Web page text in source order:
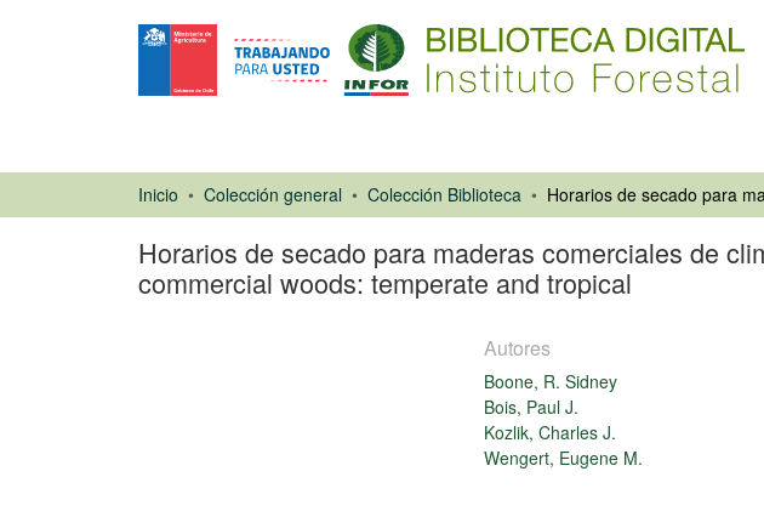
Inicio Colección general Colección Biblioteca
Horarios de secado para maderas comerciales de
commercial woods: temperate and tropical
Autores
Boone, R. Sidney
Bois, Paul J.
Kozlik, Charles J.
Wengert, Eugene M.